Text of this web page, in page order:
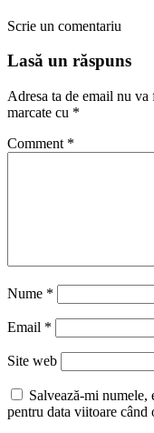
Scrie un comentariu
Lasă un răspuns
Adresa ta de email nu va
marcate cu *
Comment *
Nume *
Email *
Site web
Salvează-mi
pentru data viitoare când